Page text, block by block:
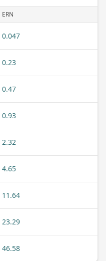
ERN
0.047
0.23
0.47
0.93
2.32
4.65
11.64
23.29
46.58